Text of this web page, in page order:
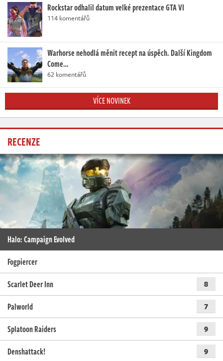
Rockstar odhalil datum velké prezentace GTA VI
114 komentářů
Warhorse nehodlá měnit recept na úspěch. Další Kingdom
Come…
62 komentářů
VÍCE NOVINEK
RECENZE
Halo: Campaign Evolved
Fogpiercer
Scarlet Deer Inn
8
Palworld 7
Splatoon Raiders 9
Denshattack! 9